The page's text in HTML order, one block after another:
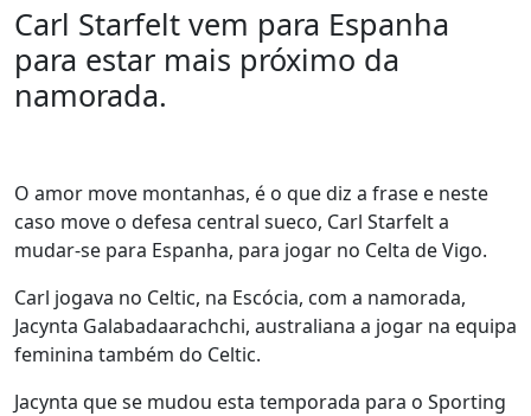
Carl Starfelt vem para Espanha
para estar mais próximo da
namorada.
O amor move montanhas, é o que diz a frase e neste
caso move o defesa central sueco, Carl Starfelt a
mudar-se para Espanha, para jogar no Celta de Vigo.
Carl jogava no Celtic, na Escócia, com a namorada,
Jacynta Galabadaarachchi, australiana a jogar na equipa
feminina também do Celtic.
Jacynta que se mudou esta temporada para o Sporting